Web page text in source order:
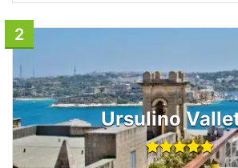
2
Ursulino